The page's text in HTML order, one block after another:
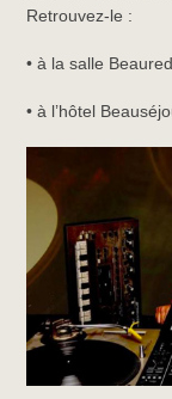
Retrouvez-le :
• à la salle
• à l’hôtel